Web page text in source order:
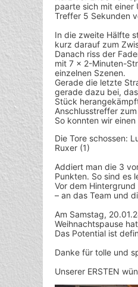
paarte sich mit einer
Treffer 5 Sekunden
In die zweite Hälfte
kurz darauf zum
Danach riss der
mit 7 x 2-Minuten-
einzelnen Szenen.
Gerade die letzte
gerade dazu bei,
Stück
Anschlusstreffer
So konnten wir
Die Tore schossen:
Ruxer (1)
Addiert man die 3
Punkten. So sind es
Vor dem
– an das Team und
Am Samstag,
Weihnachtspause
Das Potential ist
Danke für tolle und
Unserer ERSTEN